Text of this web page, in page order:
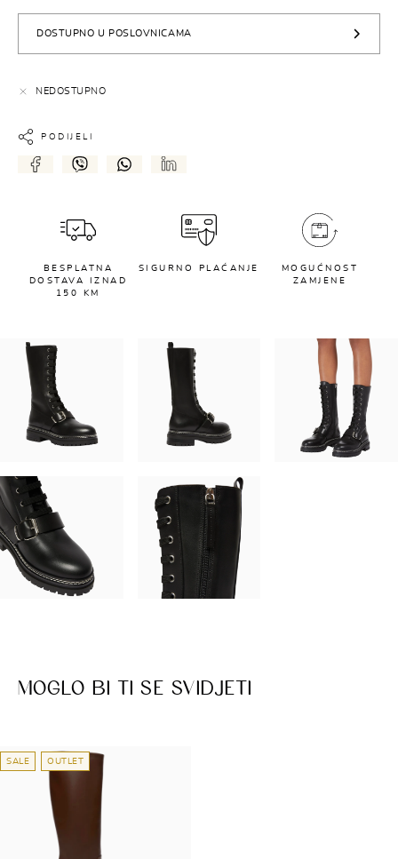
DOSTUPNO U POSLOVNICAMA
NEDOSTUPNO
PODIJELI
BESPLATNA
DOSTAVA IZNAD
150 KM
SIGURNO PLAĆANJE
MOGUĆNOST
ZAMJENE
MOGLO BI TI SE SVIDJETI
SALE OUTLET